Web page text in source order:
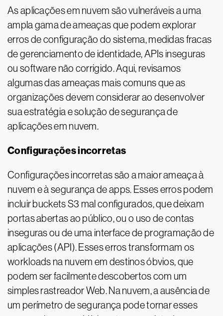
As aplicações em nuvem são vulneráveis a uma
ampla gama de ameaças que podem explorar
erros de configuração do sistema, medidas fracas
de gerenciamento de identidade, APIs inseguras
ou software não corrigido. Aqui, revisamos
algumas das ameaças mais comuns que as
organizações devem considerar ao desenvolver
sua estratégia e solução de segurança de
aplicações em nuvem.
Configurações incorretas
Configurações incorretas são a maior ameaça à
nuvem e à segurança de apps. Esses erros podem
incluir buckets S3 mal configurados, que deixam
portas abertas ao público, ou o uso de contas
inseguras ou de uma interface de programação de
aplicações (API). Esses erros transformam os
workloads na nuvem em destinos óbvios, que
podem ser facilmente descobertos com um
simples rastreador Web. Na nuvem, a ausência de
um perímetro de segurança pode tornar esses